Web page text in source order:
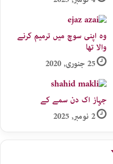
وہ اپنی سوچ میں ترمیم کرنے
والا تھا
25 جنوری, 2020
جہاز اک دن سمے کے
2 نومبر, 2025